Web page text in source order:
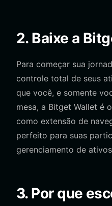
2. Baixe a
Para começar sua
controle total de seus
que você, e somente
mesa, a Bitget Wallet é
como extensão de
perfeito para suas
gerenciamento de
3. Por que